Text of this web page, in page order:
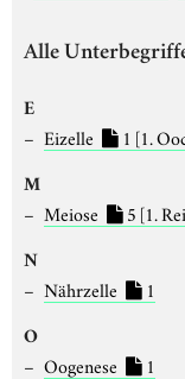
Alle
E
Eizelle 1 [1.
M
Meiose 5 [1.
N
Nährzelle 1
O
Oogenese 1